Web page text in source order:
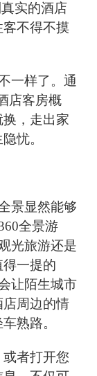
实的酒店
不得不摸
一样了。通
店客房概
，走出家
忧。
景显然能够
全景游
光旅游还是
一提的
让陌生城市
店周边的情
熟路。
者打开您